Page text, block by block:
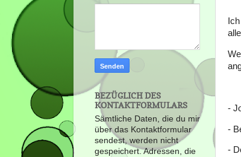
-
-
-
BEZÜGLICH DES
KONTAKTFORMULARS
Sämtliche Daten, die du mir
über das Kontaktformular
sendest, werden nicht
gespeichert. Adressen, die